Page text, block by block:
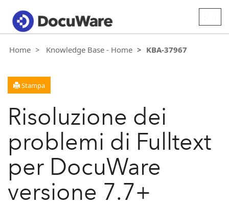
Home Knowledge Base - Home KBA-37967
Stampa
Risoluzione dei
problemi di Fulltext
per DocuWare
versione 7.7+